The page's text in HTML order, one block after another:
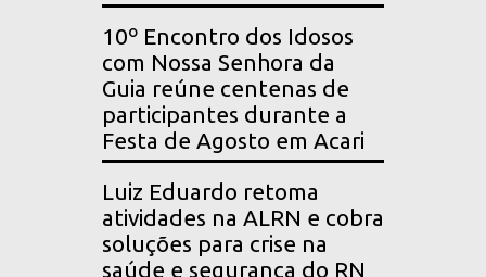
10º Encontro dos Idosos
com Nossa Senhora da
Guia reúne centenas de
participantes durante a
Festa de Agosto em Acari
Luiz Eduardo retoma
atividades na ALRN e cobra
soluções para crise na
saúde e segurança do RN